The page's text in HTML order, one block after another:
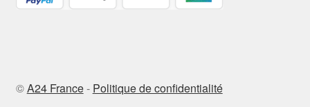
©A24 France- Politique de confidentialité